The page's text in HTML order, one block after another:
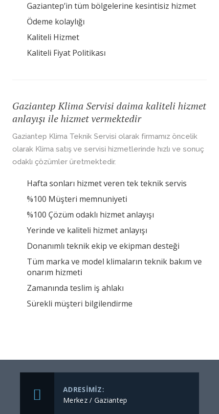
Gaziantep’in tüm bölgelerine kesintisiz hizmet
Ödeme kolaylığı
Kaliteli Hizmet
Kaliteli Fiyat Politikası
Gaziantep Klima Servisi daima kaliteli hizmet
anlayışı ile hizmet vermektedir
Gaziantep Klima Teknik Servisi olarak firmamız öncelik
olarak Klima satış ve servisi hizmetlerinde hızlı ve sonuç
odaklı çözümler üretmektedir.
Hafta sonları hizmet veren tek teknik servis
%100 Müşteri memnuniyeti
%100 Çözüm odaklı hizmet anlayışı
Yerinde ve kaliteli hizmet anlayışı
Donanımlı teknik ekip ve ekipman desteği
Tüm marka ve model klimaların teknik bakım ve
onarım hizmeti
Zamanında teslim iş ahlakı
Sürekli müşteri bilgilendirme
ADRESIMIZ:
Merkez / Gaziantep